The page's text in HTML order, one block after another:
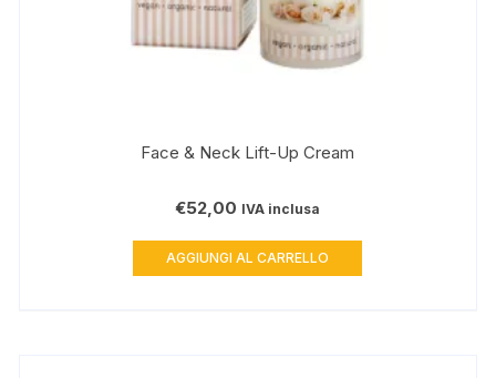
Face & Neck Lift-Up Cream
€52,00 IVA inclusa
AGGIUNGI AL CARRELLO